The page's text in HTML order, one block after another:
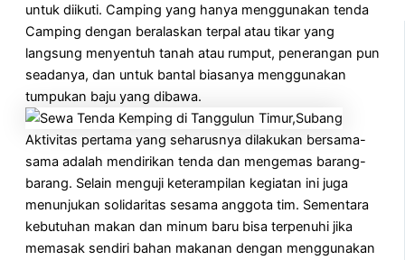
untuk diikuti. Camping yang hanya menggunakan tenda
Camping dengan beralaskan terpal atau tikar yang
langsung menyentuh tanah atau rumput, penerangan pun
seadanya, dan untuk bantal biasanya menggunakan
tumpukan baju yang dibawa.
Aktivitas pertama yang seharusnya dilakukan bersama-
sama adalah mendirikan tenda dan mengemas barang-
barang. Selain menguji keterampilan kegiatan ini juga
menunjukan solidaritas sesama anggota tim. Sementara
kebutuhan makan dan minum baru bisa terpenuhi jika
memasak sendiri bahan makanan dengan menggunakan